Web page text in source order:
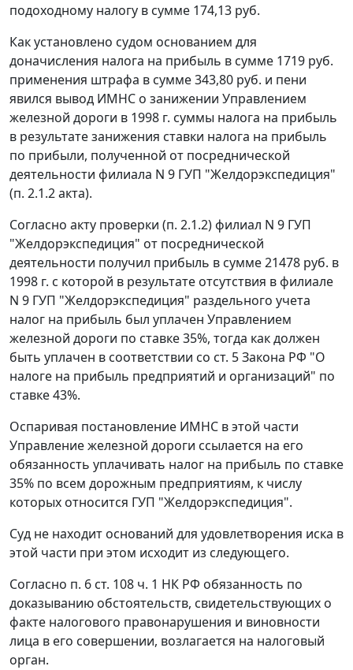
подоходному налогу в сумме 174,13 руб.
Как установлено судом основанием для
доначисления налога на прибыль в сумме 1719 руб.
применения штрафа в сумме 343,80 руб. и пени
явился вывод ИМНС о занижении Управлением
железной дороги в 1998 г. суммы налога на прибыль
в результате занижения ставки налога на прибыль
по прибыли, полученной от посреднической
деятельности филиала N 9 ГУП "Желдорэкспедиция"
(п. 2.1.2 акта).
Согласно акту проверки (п. 2.1.2) филиал N 9 ГУП
"Желдорэкспедиция" от посреднической
деятельности получил прибыль в сумме 21478 руб. в
1998 г. с которой в результате отсутствия в филиале
N 9 ГУП "Желдорэкспедиция" раздельного учета
налог на прибыль был уплачен Управлением
железной дороги по ставке 35%, тогда как должен
быть уплачен в соответствии со ст. 5Закона РФ "О
налоге на прибыль предприятий и организаций" по
ставке 43%.
Оспаривая постановление ИМНС в этой части
Управление железной дороги ссылается на его
обязанность уплачивать налог на прибыль по ставке
35% по всем дорожным предприятиям, к числу
которых относится ГУП "Желдорэкспедиция".
Суд не находит оснований для удовлетворения иска в
этой части при этом исходит из следующего.
Согласно п. 6 ст. 108 ч. 1 НК РФ обязанность по
доказыванию обстоятельств, свидетельствующих о
факте налогового правонарушения и виновности
лица в его совершении, возлагается на налоговый
орган.